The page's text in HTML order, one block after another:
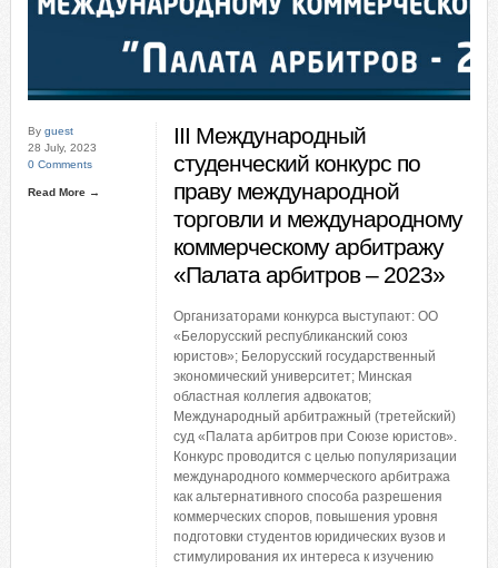
By guest
28 July, 2023
0 Comments
Read More →
III Международный
студенческий конкурс по
праву международной
торговли и международному
коммерческому арбитражу
«Палата арбитров – 2023»
Организаторами конкурса выступают: ОО
«Белорусский республиканский союз
юристов»; Белорусский государственный
экономический университет; Минская
областная коллегия адвокатов;
Международный арбитражный (третейский)
суд «Палата арбитров при Союзе юристов».
Конкурс проводится с целью популяризации
международного коммерческого арбитража
как альтернативного способа разрешения
коммерческих споров, повышения уровня
подготовки студентов юридических вузов и
стимулирования их интереса к изучению